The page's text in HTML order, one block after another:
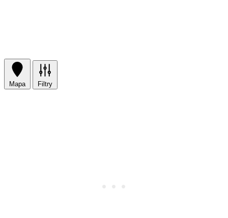
Mapa Filtry